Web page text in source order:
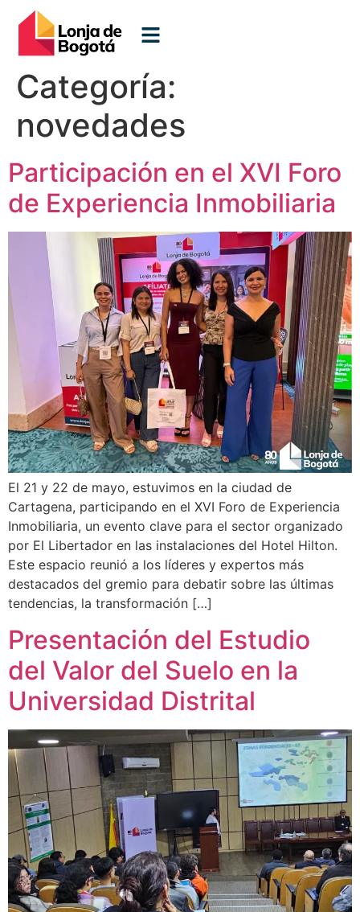
Categoría:
novedades
Participación en el XVI Foro
de Experiencia Inmobiliaria
El 21 y 22 de mayo, estuvimos en la ciudad de
Cartagena, participando en el XVI Foro de Experiencia
Inmobiliaria, un evento clave para el sector organizado
por El Libertador en las instalaciones del Hotel Hilton.​
Este espacio reunió a los líderes y expertos más
destacados del gremio para debatir sobre las últimas
tendencias, la transformación […]
Presentación del Estudio
del Valor del Suelo en la
Universidad Distrital